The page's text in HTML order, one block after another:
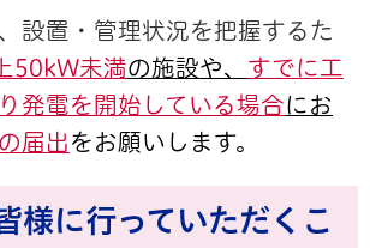
設置・管理状況を把握するた
50kW未満の施設や、 すでに工
発電を開始している場合にお
届出 をお願いします。
様に行っていただくこ